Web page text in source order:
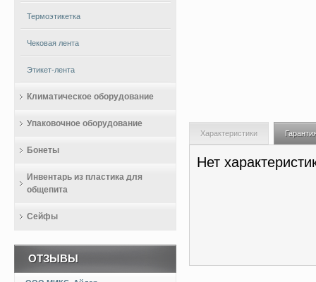
Характеристики
Нет
Термоэтикетка
Чековая лента
Этикет-лента
Климатическое оборудование
Упаковочное оборудование
Бонеты
Инвентарь из пластика для
общепита
Сейфы
ОТЗЫВЫ